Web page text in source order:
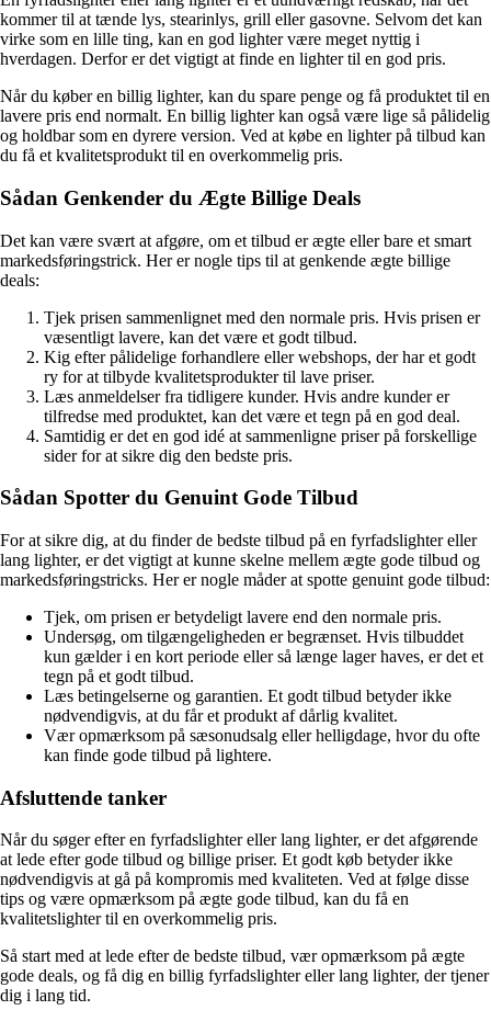
kommer til at tænde lys, stearinlys, grill eller gasovne. Selvom det kan
virke som en lille ting, kan en god lighter være meget nyttig i
hverdagen. Derfor er det vigtigt at finde en lighter til en god pris.
Når du køber en billig lighter, kan du spare penge og få produktet til en
lavere pris end normalt. En billig lighter kan også være lige så pålidelig
og holdbar som en dyrere version. Ved at købe en lighter på tilbud kan
du få et kvalitetsprodukt til en overkommelig pris.
Sådan Genkender du Ægte Billige Deals
Det kan være svært at afgøre, om et tilbud er ægte eller bare et smart
markedsføringstrick. Her er nogle tips til at genkende ægte billige
deals:
Tjek prisen sammenlignet med den normale pris. Hvis prisen er
væsentligt lavere, kan det være et godt tilbud.
Kig efter pålidelige forhandlere eller webshops, der har et godt
ry for at tilbyde kvalitetsprodukter til lave priser.
Læs anmeldelser fra tidligere kunder. Hvis andre kunder er
tilfredse med produktet, kan det være et tegn på en god deal.
Samtidig er det en god idé at sammenligne priser på forskellige
sider for at sikre dig den bedste pris.
Sådan Spotter du Genuint Gode Tilbud
For at sikre dig, at du finder de bedste tilbud på en fyrfadslighter eller
lang lighter, er det vigtigt at kunne skelne mellem ægte gode tilbud og
markedsføringstricks. Her er nogle måder at spotte genuint gode tilbud:
Tjek, om prisen er betydeligt lavere end den normale pris.
Undersøg, om tilgængeligheden er begrænset. Hvis tilbuddet
kun gælder i en kort periode eller så længe lager haves, er det et
tegn på et godt tilbud.
Læs betingelserne og garantien. Et godt tilbud betyder ikke
nødvendigvis, at du får et produkt af dårlig kvalitet.
Vær opmærksom på sæsonudsalg eller helligdage, hvor du ofte
kan finde gode tilbud på lightere.
Afsluttende tanker
Når du søger efter en fyrfadslighter eller lang lighter, er det afgørende
at lede efter gode tilbud og billige priser. Et godt køb betyder ikke
nødvendigvis at gå på kompromis med kvaliteten. Ved at følge disse
tips og være opmærksom på ægte gode tilbud, kan du få en
kvalitetslighter til en overkommelig pris.
Så start med at lede efter de bedste tilbud, vær opmærksom på ægte
gode deals, og få dig en billig fyrfadslighter eller lang lighter, der tjener
dig i lang tid.